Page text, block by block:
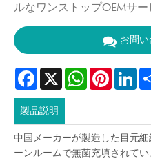
ルなワンストップOEMサー
お問
Facebook
X WhatsAppPinterest
製品説明
中国メーカーが製造した目元
ーンルームで無菌充填されて